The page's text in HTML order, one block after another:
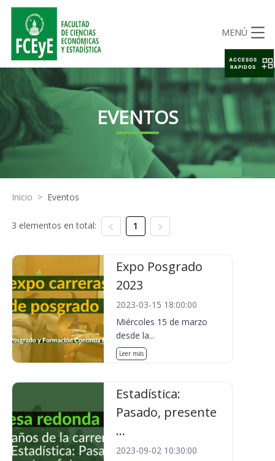
MENÚ
EVENTOS
Inicio > Eventos
3 elementos en total: 1
Expo Posgrado
2023
2023-03-15 18:00:00
Miércoles 15 de marzo
desde la...
Leer más
Estadística:
Pasado, presente
...
2023-09-02 10:30:00
ACCESOS
RAPIDOS